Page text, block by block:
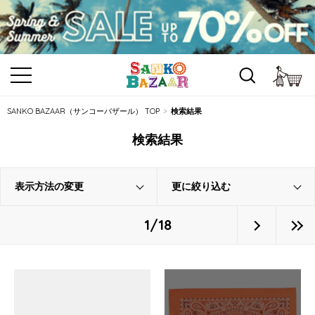
SANKO BAZAAR（サンコーバザール） TOP 検索結果
検索結果
表示方法の変更 更に絞り込む
1/18